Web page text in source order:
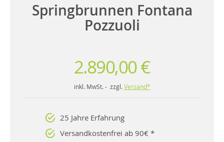
Springbrunnen Fontana
Pozzuoli
2.890,00 €
inkl. MwSt. - zzgl. Versand*
25 Jahre Erfahrung
Versandkostenfrei ab 90€ *